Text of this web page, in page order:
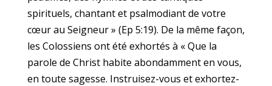
spirituels, chantant et psalmodiant de votre
cœur au Seigneur » (Ep 5:19). De la même façon,
les Colossiens ont été exhortés à « Que la
parole de Christ habite abondamment en vous,
en toute sagesse. Instruisez-vous et exhortez-